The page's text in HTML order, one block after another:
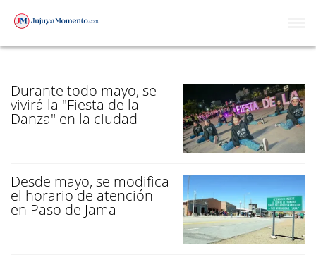
MAYO
Durante todo mayo, se
vivirá la "Fiesta de la
Danza" en la ciudad
Desde mayo, se modifica
el horario de atención
en Paso de Jama